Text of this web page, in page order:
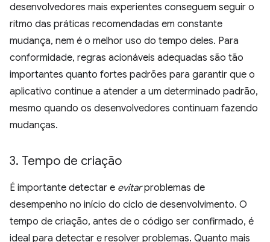
desenvolvedores mais experientes conseguem seguir o
ritmo das práticas recomendadas em constante
mudança, nem é o melhor uso do tempo deles. Para
conformidade, regras acionáveis adequadas são tão
importantes quanto fortes padrões para garantir que o
aplicativo continue a atender a um determinado padrão,
mesmo quando os desenvolvedores continuam fazendo
mudanças.
3. Tempo de criação
É importante detectar e evitarproblemas de
desempenho no início do ciclo de desenvolvimento. O
tempo de criação, antes de o código ser confirmado, é
ideal para detectar e resolver problemas. Quanto mais